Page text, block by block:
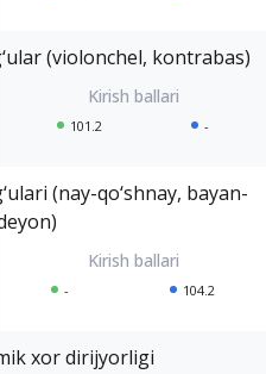
(violonchel, kontrabas)
101.2 -
(nay-qo‘shnay, bayan-
- 104.2
xor dirijyorligi